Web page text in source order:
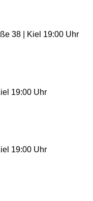
38 | Kiel 19:00 Uhr
19:00 Uhr
19:00 Uhr